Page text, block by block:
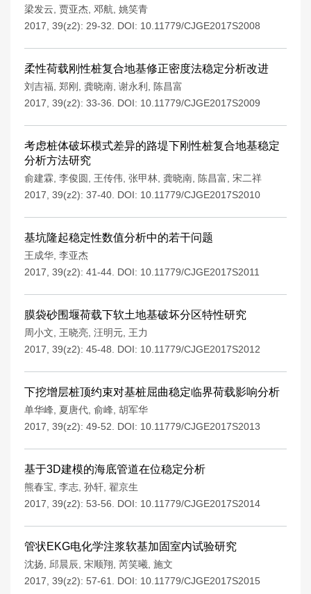
梁发云 贾亚杰 邓航 姚笑青
2017, 39(z2): 29-32.
DOI: 10.11779/CJGE2017S2008
柔性荷载刚性桩复合地基修正密度法稳定分析改进
刘吉福 郑刚 龚晓南 谢永利
陈昌富
2017, 39(z2): 33-36.
DOI: 10.11779/CJGE2017S2009
考虑桩体破坏模式差异的路堤下刚性桩复合地基稳定
分析方法研究
俞建霖 李俊圆 王传伟 张甲林 龚晓南 陈昌富 宋二祥
2017, 39(z2): 37-40. DOI: 10.11779/CJGE2017S2010
基坑隆起稳定性数值分析中的若干问题
王成华 李亚杰
2017, 39(z2): 41-44. DOI: 10.11779/CJGE2017S2011
膜袋砂围堰荷载下软土地基破坏分区特性研究
周小文 王晓亮 汪明元 王力
2017, 39(z2): 45-48.
DOI: 10.11779/CJGE2017S2012
下挖增层桩顶约束对基桩屈曲稳定临界荷载影响分析
单华峰 夏唐代 俞峰 胡军华
2017, 39(z2): 49-52.
DOI: 10.11779/CJGE2017S2013
基于3D建模的海底管道在位稳定分析
熊春宝 李志 孙轩 翟京生
2017, 39(z2): 53-56.
DOI: 10.11779/CJGE2017S2014
管状EKG电化学注浆软基加固室内试验研究
沈扬 邱晨辰 宋顺翔 芮笑曦 施文
2017, 39(z2): 57-61.
DOI: 10.11779/CJGE2017S2015